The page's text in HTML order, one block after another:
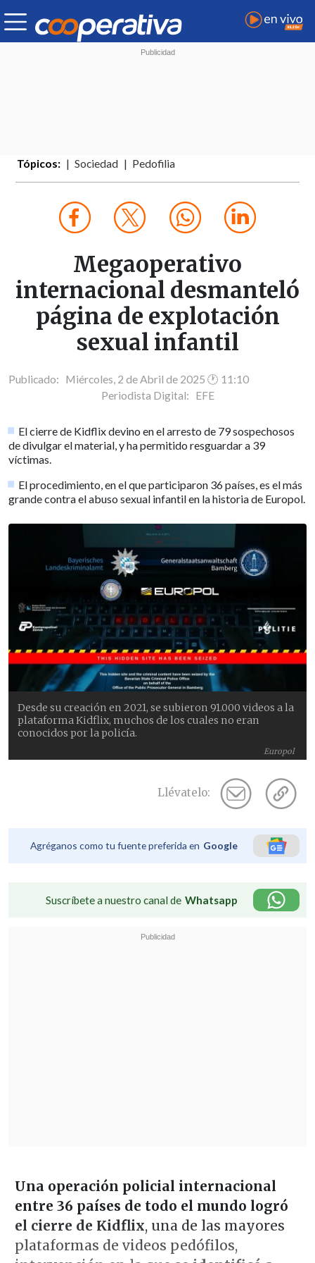
Tópicos: Sociedad Pedofilia
Megaoperativo
internacional desmanteló
página de explotación
sexual infantil
Publicado: Miércoles, 2 de Abril de 2025 🕐 11:10
Periodista Digital: EFE
El cierre de Kidflix devino en el arresto de 79 sospechosos
de divulgar el material, y ha permitido resguardar a 39
víctimas.
El procedimiento, en el que participaron 36 países, es el más
grande contra el abuso sexual infantil en la historia de Europol.
Europol
Desde su creación en 2021, se subieron 91.000 videos a la
plataforma Kidflix, muchos de los cuales no eran
conocidos por la policía.
Llévatelo:
Agréganos como tu fuente preferida en Google
Suscríbete a nuestro canal de Whatsapp
Una operación policial internacional
entre 36 países de todo el mundo logró
el cierre de Kidflix, una de las mayores
plataformas de videos pedófilos,